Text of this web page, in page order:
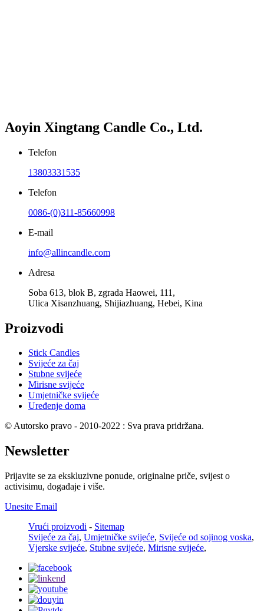
Aoyin Xingtang Candle Co., Ltd.
Telefon
13803331535
Telefon
0086-(0)311-85660998
E-mail
info@allincandle.com
Adresa
Soba 613, blok B, zgrada Haowei, 111,
Ulica Xisanzhuang, Shijiazhuang, Hebei, Kina
Proizvodi
Stick Candles
Svijeće za čaj
Stubne svijeće
Mirisne svijeće
Umjetničke svijeće
Uređenje doma
© Autorsko pravo - 2010-2022 : Sva prava pridržana.
Newsletter
Prijavite se za ekskluzivne ponude, originalne priče, svijest o
activisimu, događaje i više.
Unesite Email
Vrući proizvodi - Sitemap
Svijeće za čaj, Umjetničke svijeće, Svijeće od sojinog voska,
Vjerske svijeće, Stubne svijeće, Mirisne svijeće,